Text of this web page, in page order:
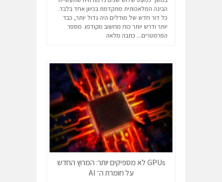
הבינה המלאכותית מתקדמת בכיוון אחד בלבד.
כל דור חדש של מודלים היה גדול יותר, כבד
יותר ודרש יותר כוח מחשוב מקודמו. מספר
הפרמטרים... כתבה מלאה
GPUs לא מספיקים יותר: המרוץ החדש
על חומרת ה־ AI